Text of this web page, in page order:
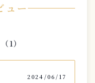
ュー
（1）
2024/06/17